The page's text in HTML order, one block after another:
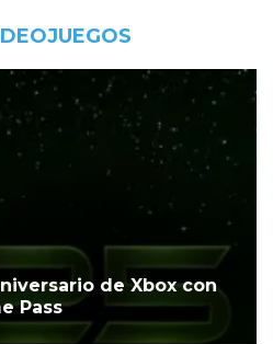
de Xbox con
Pass